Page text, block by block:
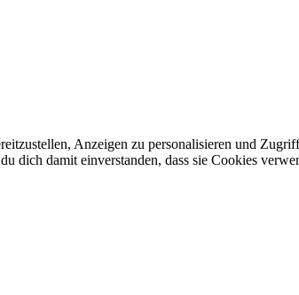
Anzeigen zu personalisieren und
dich damit einverstanden, dass sie Cookies